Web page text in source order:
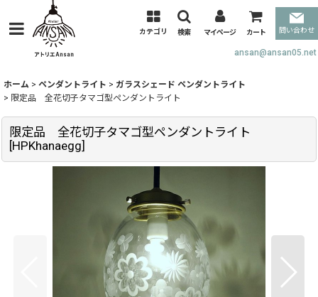
カテゴリ 検索 マイページ カート 問い合わせ
ansan@ansan05.net
ホーム > ペンダントライト > ガラスシェード ペンダントライト
> 限定品 全花切子タマゴ型ペンダントライト
限定品 全花切子タマゴ型ペンダントライト
[HPKhanaegg]